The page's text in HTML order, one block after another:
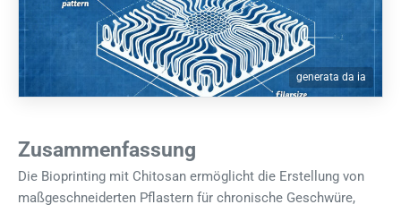
generata da ia
Zusammenfassung
Die Bioprinting mit Chitosan ermöglicht die Erstellung von
maßgeschneiderten Pflastern für chronische Geschwüre,